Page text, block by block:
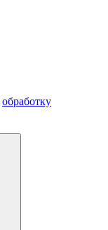
обработку